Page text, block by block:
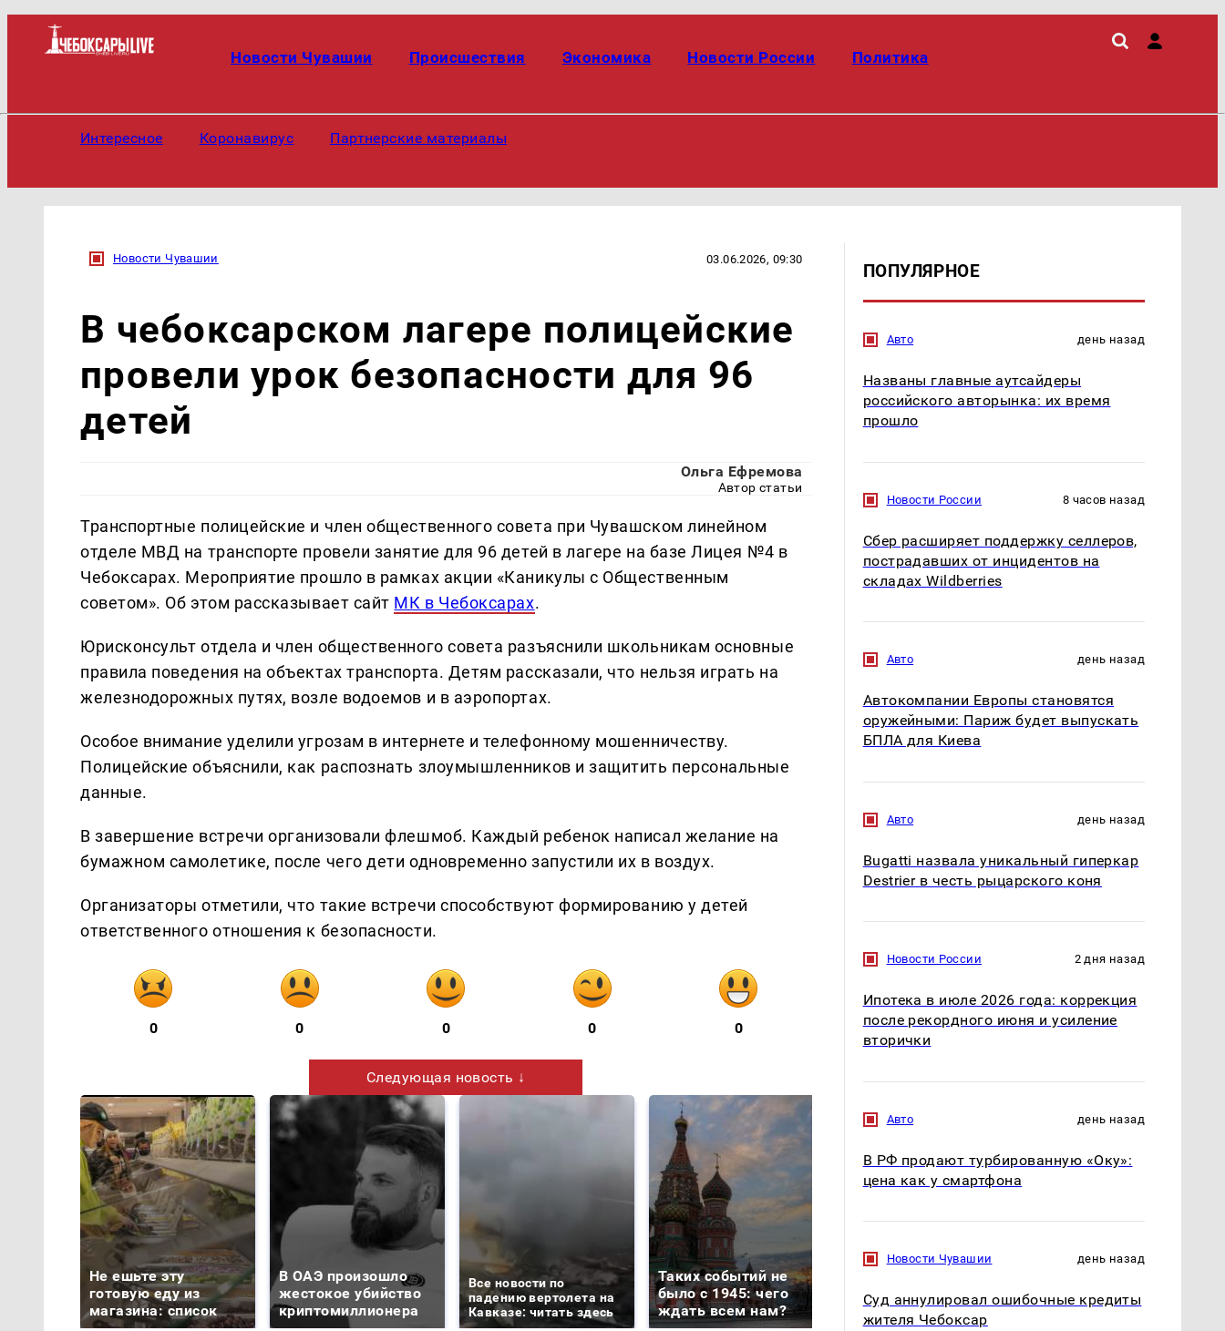
Новости Чувашии Происшествия Экономика Новости России Политика
Интересное Коронавирус Партнерские материалы
Новости Чувашии 03.06.2026, 09:30
В чебоксарском лагере полицейские
провели урок безопасности для 96
детей
Ольга Ефремова
Автор статьи
Транспортные полицейские и член общественного совета при Чувашском линейном
отделе МВД на транспорте провели занятие для 96 детей в лагере на базе Лицея №4 в
Чебоксарах. Мероприятие прошло в рамках акции «Каникулы с Общественным
советом». Об этом рассказывает сайт МК в Чебоксарах.
Юрисконсульт отдела и член общественного совета разъяснили школьникам основные
правила поведения на объектах транспорта. Детям рассказали, что нельзя играть на
железнодорожных путях, возле водоемов и в аэропортах.
Особое внимание уделили угрозам в интернете и телефонному мошенничеству.
Полицейские объяснили, как распознать злоумышленников и защитить персональные
данные.
В завершение встречи организовали флешмоб. Каждый ребенок написал желание на
бумажном самолетике, после чего дети одновременно запустили их в воздух.
Организаторы отметили, что такие встречи способствуют формированию у детей
ответственного отношения к безопасности.
0 0 0 0 0
Следующая новость ↓
Не ешьте эту
готовую еду из
магазина: список
В ОАЭ произошло
жестокое убийство
криптомиллионера
Все новости по
падению вертолета на
Кавказе: читать здесь
Таких событий не
было с 1945: чего
ждать всем нам?
ажиотаж из-за этого
продукта: что купить?
СМИ: В Химках на
машину напали и
подожгли.
ПОПУЛЯРНОЕ
Авто день назад
Названы главные аутсайдеры
российского авторынка: их время
прошло
Новости России 8 часов назад
Сбер расширяет поддержку селлеров,
пострадавших от инцидентов на
складах Wildberries
Авто день назад
Автокомпании Европы становятся
оружейными: Париж будет выпускать
БПЛА для Киева
Авто день назад
Bugatti назвала уникальный гиперкар
Destrier в честь рыцарского коня
Новости России 2 дня назад
Ипотека в июле 2026 года: коррекция
после рекордного июня и усиление
вторички
Авто день назад
В РФ продают турбированную «Оку»:
цена как у смартфона
Новости Чувашии день назад
Суд аннулировал ошибочные кредиты
жителя Чебоксар